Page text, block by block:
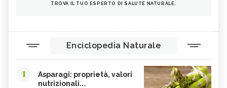
TROVA IL TUO ESPERTO DI SALUTE NATURALE.
Enciclopedia Naturale
1
Asparagi: proprietà, valori
nutrizionali...